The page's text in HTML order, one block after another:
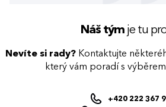
Náš týmje tu
Nevíte si rady? Kontaktujte
který vám poradí s
+420 222 367